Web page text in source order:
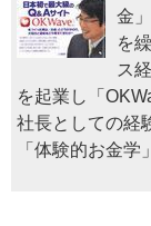
金
を
ス
を起業し「
社長としての経
「体験的お金